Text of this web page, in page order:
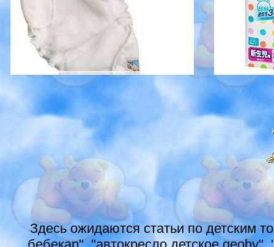
Здесь ожидаются статьи по детским